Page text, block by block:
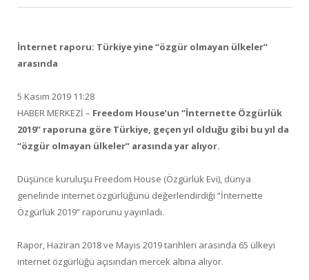
İnternet raporu: Türkiye yine “özgür olmayan ülkeler”
arasında
5 Kasım 2019 11:28
HABER MERKEZİ – Freedom House’un “İnternette Özgürlük
2019” raporuna göre Türkiye, geçen yıl olduğu gibi bu yıl da
“özgür olmayan ülkeler” arasında yar alıyor.
Düşünce kuruluşu Freedom House (Özgürlük Evi), dünya
genelinde internet özgürlüğünü değerlendirdiği “İnternette
Özgürlük 2019” raporunu yayınladı.
Rapor, Haziran 2018 ve Mayıs 2019 tarihleri arasında 65 ülkeyi
internet özgürlüğü açısından mercek altına alıyor.